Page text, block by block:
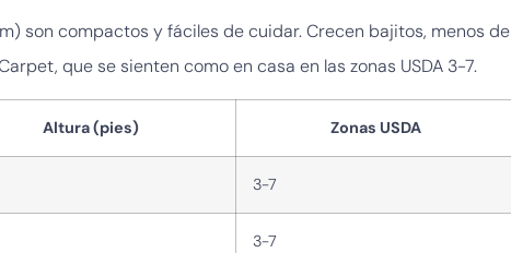
son compactos y fáciles de cuidar. Crecen bajitos, menos de
que se sienten como en casa en las zonas USDA 3-7.
Altura (pies) Zonas USDA
3-7
3-7